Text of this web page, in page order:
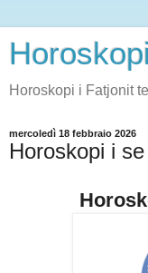
Horoskopi i Fatjonit
mercoledì 18 febbraio 2026
Horoskopi i